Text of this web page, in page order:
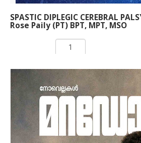
SPASTIC DIPLEGIC CEREBRAL
Rose Paily (PT) BPT, MPT, MSO
ADD TO CART